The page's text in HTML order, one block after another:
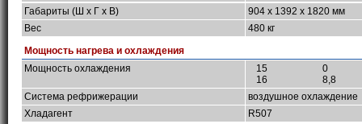
Габариты (Ш х Г х В)
904 x 1392 x 1820 мм
Вес
480 кг
Мощность нагрева и охлаждения
Мощность охлаждения
15
0
16
8,8
Система рефрижерации
воздушное охлаждение
Хладагент
R507